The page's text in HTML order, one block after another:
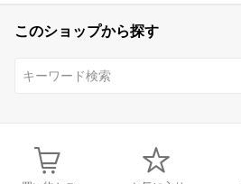
このショップから探す